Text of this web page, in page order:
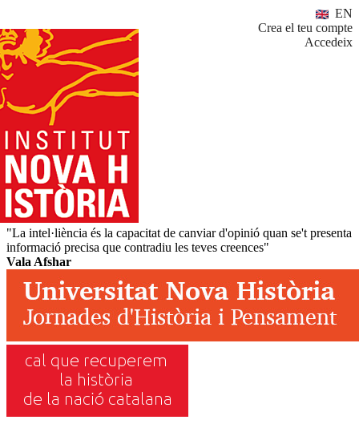
EN
Crea el teu compte
Accedeix
"La intel·liència és la capacitat de canviar d'opinió quan se't presenta
informació precisa que contradiu les teves creences"
Vala Afshar